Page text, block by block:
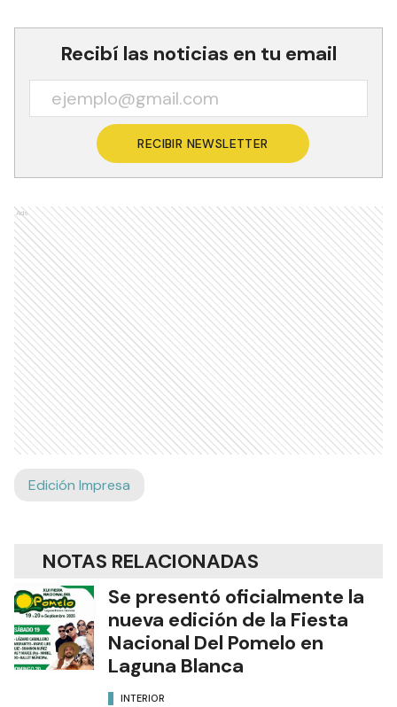
Recibí las noticias en tu email
RECIBIR NEWSLETTER
Ads
Edición Impresa
NOTAS RELACIONADAS
Se presentó oficialmente la
nueva edición de la Fiesta
Nacional Del Pomelo en
Laguna Blanca
INTERIOR